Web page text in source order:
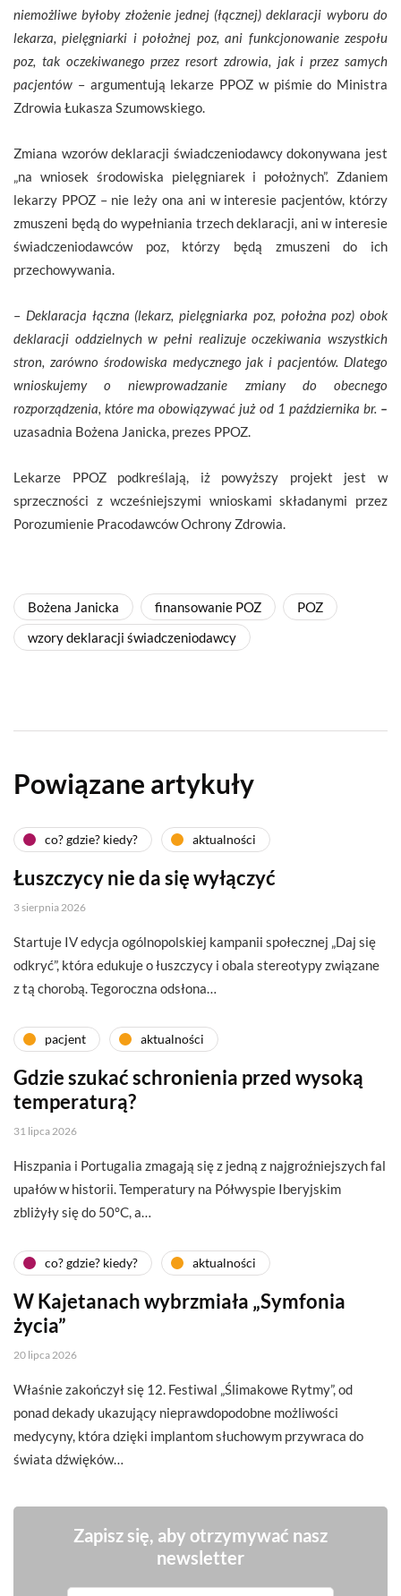
niemożliwe byłoby złożenie jednej (łącznej) deklaracji wyboru do
lekarza, pielęgniarki i położnej poz, ani funkcjonowanie zespołu
poz, tak oczekiwanego przez resort zdrowia, jak i przez samych
pacjentów – argumentują lekarze PPOZ w piśmie do Ministra
Zdrowia Łukasza Szumowskiego.
Zmiana wzorów deklaracji świadczeniodawcy dokonywana jest
„na wniosek środowiska pielęgniarek i położnych”. Zdaniem
lekarzy PPOZ – nie leży ona ani w interesie pacjentów, którzy
zmuszeni będą do wypełniania trzech deklaracji, ani w interesie
świadczeniodawców poz, którzy będą zmuszeni do ich
przechowywania.
– Deklaracja łączna (lekarz, pielęgniarka poz, położna poz) obok
deklaracji oddzielnych w pełni realizuje oczekiwania wszystkich
stron, zarówno środowiska medycznego jak i pacjentów. Dlatego
wnioskujemy o niewprowadzanie zmiany do obecnego
rozporządzenia, które ma obowiązywać już od 1 października br. –
uzasadnia Bożena Janicka, prezes PPOZ.
Lekarze PPOZ podkreślają, iż powyższy projekt jest w
sprzeczności z wcześniejszymi wnioskami składanymi przez
Porozumienie Pracodawców Ochrony Zdrowia.
Bożena Janicka finansowanie POZ
POZ
wzory deklaracji świadczeniodawcy
Powiązane artykuły
co? gdzie? kiedy? aktualności
Łuszczycy nie da się wyłączyć
3 sierpnia 2026
Startuje IV edycja ogólnopolskiej kampanii społecznej „Daj się
odkryć”, która edukuje o łuszczycy i obala stereotypy związane
z tą chorobą. Tegoroczna odsłona…
pacjent aktualności
Gdzie szukać schronienia przed wysoką
temperaturą?
31 lipca 2026
Hiszpania i Portugalia zmagają się z jedną z najgroźniejszych fal
upałów w historii. Temperatury na Półwyspie Iberyjskim
zbliżyły się do 50°C, a…
co? gdzie? kiedy? aktualności
W Kajetanach wybrzmiała „Symfonia
życia”
20 lipca 2026
Właśnie zakończył się 12. Festiwal „Ślimakowe Rytmy”, od
ponad dekady ukazujący nieprawdopodobne możliwości
medycyny, która dzięki implantom słuchowym przywraca do
świata dźwięków…
Zapisz się, aby otrzymywać nasz
newsletter